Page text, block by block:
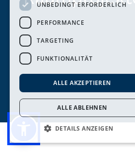
UNBEDINGT ERFORDERLICH
PERFORMANCE
TARGETING
FUNKTIONALITÄT
ALLE AKZEPTIEREN
ALLE ABLEHNEN
DETAILS ANZEIGEN